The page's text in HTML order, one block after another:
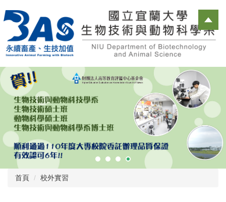
到
要
內
首頁 校外實習